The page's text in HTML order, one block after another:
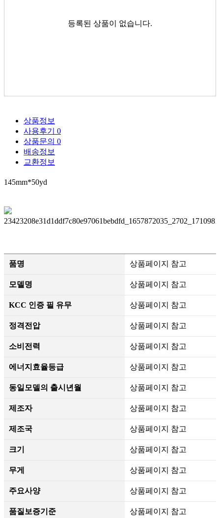
등록된 상품이 없습니다.
상품정보
사용후기 0
상품문의 0
배송정보
교환정보
145mm*50yd
품명 상품페이지 참고
모델명 상품페이지 참고
KCC 인증 필 유무 상품페이지 참고
정격전압 상품페이지 참고
소비전력 상품페이지 참고
에너지효율등급 상품페이지 참고
동일모델의 출시년월 상품페이지 참고
제조자 상품페이지 참고
제조국 상품페이지 참고
크기 상품페이지 참고
무게 상품페이지 참고
주요사양 상품페이지 참고
품질보증기준 상품페이지 참고